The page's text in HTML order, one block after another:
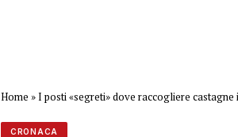
Home »I posti «segreti» dove raccogliere
CRONACA